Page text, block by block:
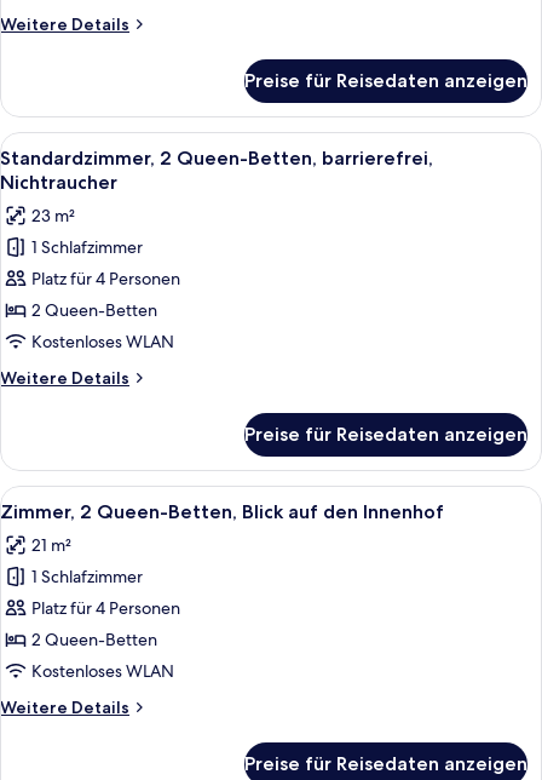
anzeigen
Weitere Details
Weitere
2 Queen-
Betten,
barrierefrei,
Badewanne
Preise für Reisedaten anzeigen
Alle
Fotos
für
Standardzimmer,
2 Queen-
Betten,
barrierefrei,
Nichtraucher
anzeigen
Ein Hotelzimmer mit zwei Betten,
7
Standardzimmer, 2 Queen-Betten, barrierefrei,
Nichtraucher
23 m²
1 Schlafzimmer
Platz für 4 Personen
2 Queen-Betten
Kostenloses WLAN
Weitere Details
Weitere
2 Queen-
Betten,
barrierefrei,
Preise für Reisedaten anzeigen
Alle
Fotos
für
Zimmer,
2 Queen-
Betten,
Blick
den
Ein modernes Hotelzimmer mit
9
Zimmer, 2 Queen-Betten, Blick auf den Innenhof
21 m²
1 Schlafzimmer
Platz für 4 Personen
2 Queen-Betten
Kostenloses WLAN
Weitere Details
Weitere
Preise für Reisedaten anzeigen